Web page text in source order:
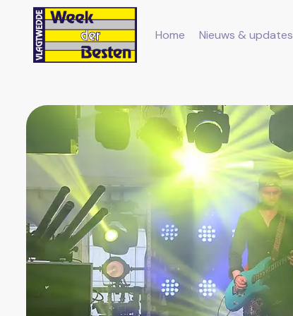
Home Nieuws & updates